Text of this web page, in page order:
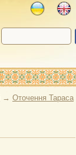
→ Оточення Тараса